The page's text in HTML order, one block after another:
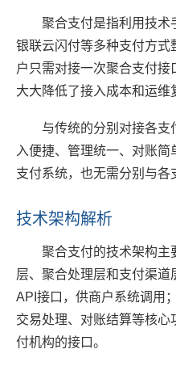
聚合支付是指利用技术
银联云闪付等多种支付方式
户只需对接一次聚合支付接
大大降低了接入成本和运维
与传统的分别对接各支
入便捷、管理统一、对账
支付系统，也无需分别与各
技术架构解析
聚合支付的技术架构主
层、聚合处理层和支付渠
API接口，供商户系统调用
交易处理、对账结算等核
付机构的接口。